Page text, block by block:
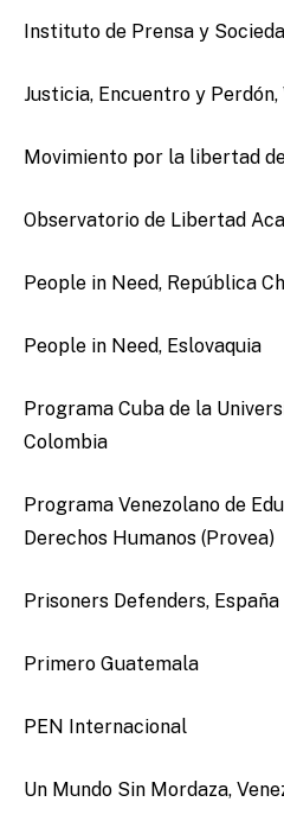
Instituto de Prensa y
Justicia, Encuentro y Perdón,
Movimiento por la libertad
Observatorio de Libertad
People in Need, República
People in Need, Eslovaquia
Programa Cuba de la
Colombia
Programa Venezolano de
Derechos Humanos (Provea)
Prisoners Defenders, España
Primero Guatemala
PEN Internacional
Un Mundo Sin Mordaza,